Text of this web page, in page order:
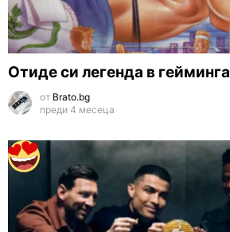
Отиде си легенда в гейминга
от Brato.bg
преди 4 месеца